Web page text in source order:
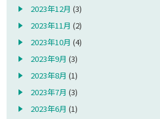
2023年12月 (3)
2023年11月 (2)
2023年10月 (4)
2023年9月 (3)
2023年8月 (1)
2023年7月 (3)
2023年6月 (1)